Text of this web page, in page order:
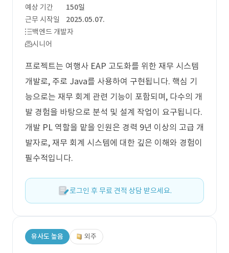
예상 기간
150일
근무 시작일
2025.05.07.
백엔드 개발자
시니어
프로젝트는 여행사 EAP 고도화를 위한 재무 시스템
개발로, 주로 Java를 사용하여 구현됩니다. 핵심 기
능으로는 재무 회계 관련 기능이 포함되며, 다수의 개
발 경험을 바탕으로 분석 및 설계 작업이 요구됩니다.
개발 PL 역할을 맡을 인원은 경력 9년 이상의 고급 개
발자로, 재무 회계 시스템에 대한 깊은 이해와 경험이
필수적입니다.
로그인 후 무료 견적 상담 받으세요.
유사도 높음 외주